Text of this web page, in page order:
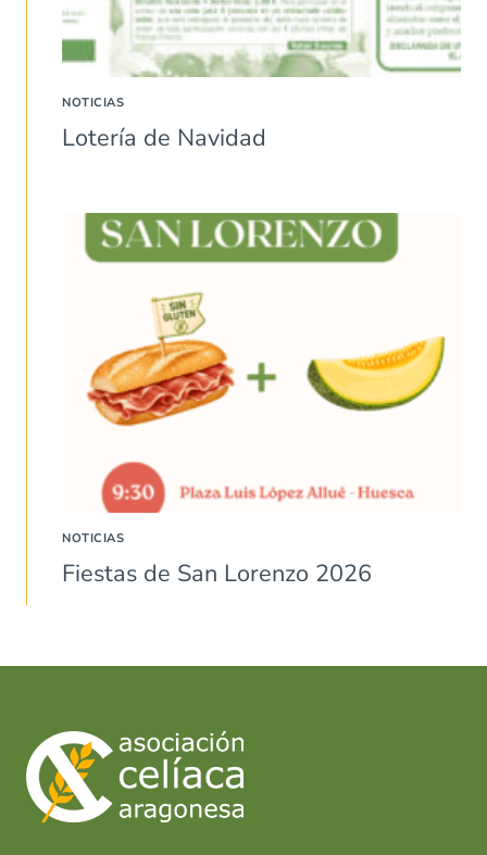
NOTICIAS
Lotería de Navidad
NOTICIAS
Fiestas de San Lorenzo 2026